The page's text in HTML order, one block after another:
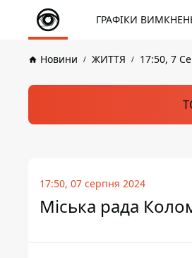
ГРАФІКИ
Новини ЖИТТЯ 17:50, 7
17:50, 07 серпня 2024
Міська рада